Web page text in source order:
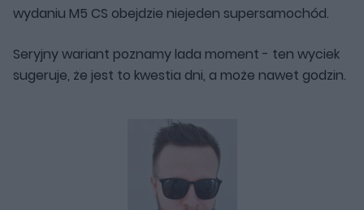
wydaniu M5 CS obejdzie niejeden supersamochód.
Seryjny wariant poznamy lada moment - ten wyciek
sugeruje, że jest to kwestia dni, a może nawet godzin.